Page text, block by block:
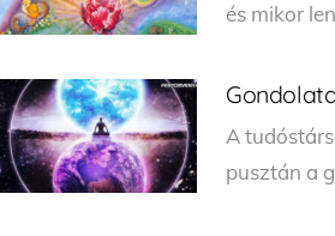
és mikor
A
pusztán a